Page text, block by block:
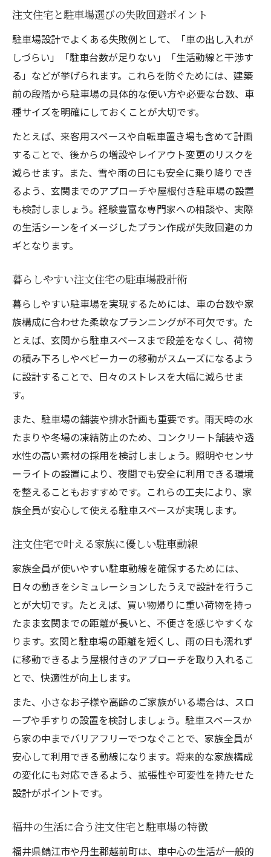
注文住宅で月極駐車場を活用する際の注意
注文住宅の駐車場計画で生活動線を意識す
る理由
屋根付き駐車場がある注文住宅の魅力とは
注文住宅で屋根付き駐車場を選ぶメリット
ント
雪や雨に強い注文住宅駐車場の施工事例
注文住宅でシャッター付きガレージを導入
するコツ
注文住宅と屋根付き駐車場の快適性を徹底
解説
注文住宅で家族構成に合わせた駐車場選択
術
注文住宅と駐車スペースの動線改善アイデ
ア
注文住宅で買い物や送迎が楽になる駐車設
計
法
注文住宅でストレスフリーな駐車環境整備
法
注文住宅の成功例から読み解く駐車場選択
注文住宅の成功事例に学ぶ駐車場配置の工
夫
注文住宅で評判の良い駐車場設計実例を紹
注文住宅と駐車場の口コミから得る選び方
のヒント
注文住宅成功者が重視した駐車スペースの
条件
注文住宅で快適さを実感できる駐車場の特
徴
注文住宅と駐車場選びの失敗回避ポイント
駐車場設計でよくある失敗例として、「車の出し入れが
しづらい」「駐車台数が足りない」「生活動線と干渉す
る」などが挙げられます。これらを防ぐためには、建築
前の段階から駐車場の具体的な使い方や必要な台数、車
種サイズを明確にしておくことが大切です。
たとえば、来客用スペースや自転車置き場も含めて計画
することで、後からの増設やレイアウト変更のリスクを
減らせます。また、雪や雨の日にも安全に乗り降りでき
るよう、玄関までのアプローチや屋根付き駐車場の設置
も検討しましょう。経験豊富な専門家への相談や、実際
の生活シーンをイメージしたプラン作成が失敗回避のカ
ギとなります。
暮らしやすい注文住宅の駐車場設計術
暮らしやすい駐車場を実現するためには、車の台数や家
族構成に合わせた柔軟なプランニングが不可欠です。た
とえば、玄関から駐車スペースまで段差をなくし、荷物
の積み下ろしやベビーカーの移動がスムーズになるよう
に設計することで、日々のストレスを大幅に減らせま
す。
また、駐車場の舗装や排水計画も重要です。雨天時の水
たまりや冬場の凍結防止のため、コンクリート舗装や透
水性の高い素材の採用を検討しましょう。照明やセンサ
ーライトの設置により、夜間でも安全に利用できる環境
を整えることもおすすめです。これらの工夫により、家
族全員が安心して使える駐車スペースが実現します。
注文住宅で叶える家族に優しい駐車動線
家族全員が使いやすい駐車動線を確保するためには、
日々の動きをシミュレーションしたうえで設計を行うこ
とが大切です。たとえば、買い物帰りに重い荷物を持っ
たまま玄関までの距離が長いと、不便さを感じやすくな
ります。玄関と駐車場の距離を短くし、雨の日も濡れず
に移動できるよう屋根付きのアプローチを取り入れるこ
とで、快適性が向上します。
また、小さなお子様や高齢のご家族がいる場合は、スロ
ープや手すりの設置を検討しましょう。駐車スペースか
ら家の中までバリアフリーでつなぐことで、家族全員が
安心して利用できる動線になります。将来的な家族構成
の変化にも対応できるよう、拡張性や可変性を持たせた
設計がポイントです。
福井の生活に合う注文住宅と駐車場の特徴
福井県鯖江市や丹生郡越前町は、車中心の生活が一般的